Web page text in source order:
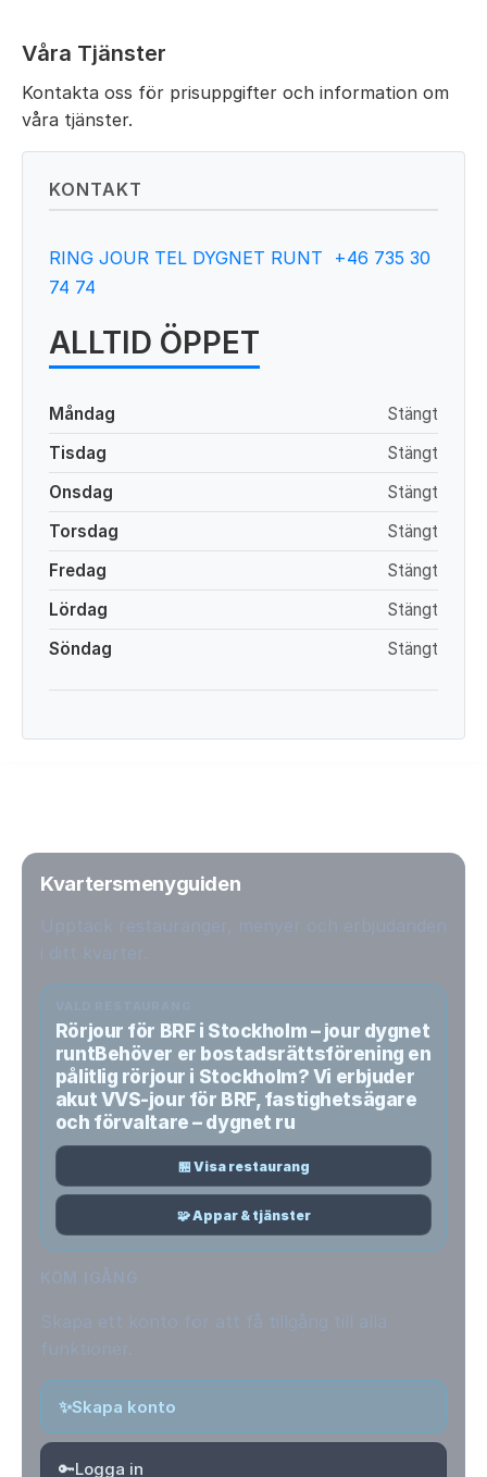
Våra Tjänster
Kontakta oss för prisuppgifter och information om
våra tjänster.
KONTAKT
RING JOUR TEL DYGNET RUNT +46 735 30
74 74
ALLTID ÖPPET
Måndag
Stängt
Tisdag
Stängt
Onsdag
Stängt
Torsdag
Stängt
Fredag
Stängt
Lördag
Stängt
Söndag
Stängt
Kvartersmenyguiden
Rörjour för BRF i Stockholm – jour dygnet
runtBehöver er bostadsrättsförening en
pålitlig rörjour i Stockholm? Vi erbjuder
akut VVS-jour för BRF, fastighetsägare
och förvaltare – dygnet ru
🏪 Visa restaurang
🧩 Appar & tjänster
✨Skapa konto
🔑Logga in